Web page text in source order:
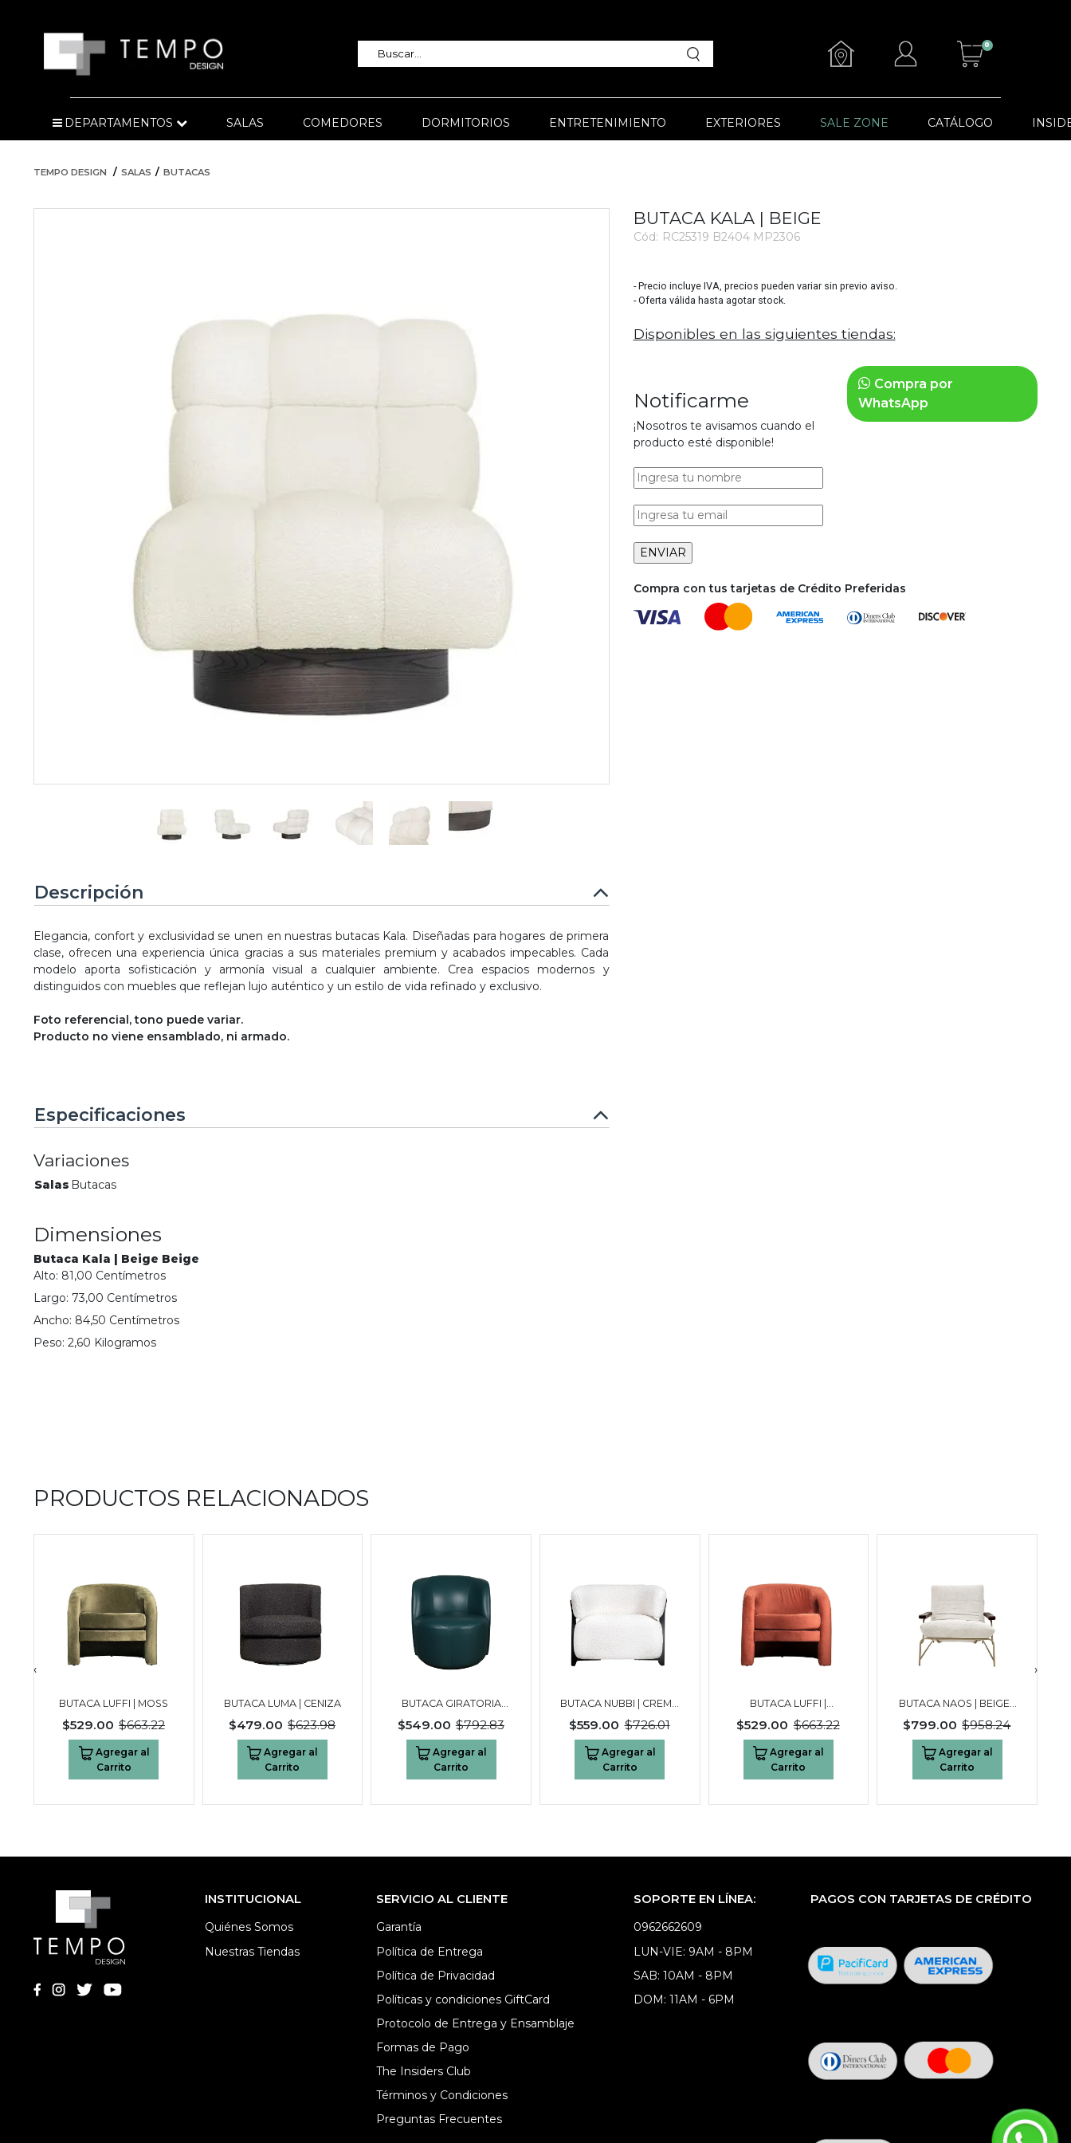
0
DEPARTAMENTOS SALAS COMEDORES DORMITORIOS ENTRETENIMIENTO EXTERIORES SALE ZONE CATÁLOGO
TEMPO DESIGN SALAS BUTACAS
BUTACA KALA | BEIGE
Cód: RC25319 B2404 MP2306
- Precio incluye IVA, precios pueden variar sin previo aviso.
- Oferta válida hasta agotar stock.
Disponibles en las siguientes tiendas:
Notificarme
¡Nosotros te avisamos cuando el
producto esté disponible!
Compra por
WhatsApp
Compra con tus tarjetas de Crédito Preferidas
Descripción
Elegancia, confort y exclusividad se unen en nuestras butacas Kala. Diseñadas para hogares de primera
clase, ofrecen una experiencia única gracias a sus materiales premium y acabados impecables. Cada
modelo aporta sofisticación y armonía visual a cualquier ambiente. Crea espacios modernos y
distinguidos con muebles que reflejan lujo auténtico y un estilo de vida refinado y exclusivo.
Foto referencial, tono puede variar.
Producto no viene ensamblado, ni armado.
Especificaciones
Variaciones
Salas Butacas
Dimensiones
Butaca Kala | Beige Beige
Alto: 81,00 Centímetros
Largo: 73,00 Centímetros
Ancho: 84,50 Centímetros
Peso: 2,60 Kilogramos
PRODUCTOS RELACIONADOS
BUTACA LUFFI | MOSS
$529.00 $663.22
Agregar al
Carrito
BUTACA LUMA | CENIZA
$479.00 $623.98
Agregar al
Carrito
BUTACA GIRATORIA
VERDOSO
$549.00 $792.83
Agregar al
Carrito
BUTACA NUBBI | CREMA
$559.00 $726.01
Agregar al
Carrito
BUTACA LUFFI |
$529.00 $663.22
Agregar al
Carrito
BUTACA NAOS | BEIGE -
CHAMPAGNE
$799.00 $958.24
Agregar al
Carrito
‹ ›
INSTITUCIONAL
Quiénes Somos
Nuestras Tiendas
SERVICIO AL CLIENTE
Garantía
Política de Entrega
Política de Privacidad
Políticas y condiciones GiftCard
Protocolo de Entrega y Ensamblaje
Formas de Pago
The Insiders Club
Términos y Condiciones
Preguntas Frecuentes
SOPORTE EN LÍNEA:
0962662609
LUN-VIE: 9AM - 8PM
SAB: 10AM - 8PM
DOM: 11AM - 6PM
PAGOS CON TARJETAS DE CRÉDITO